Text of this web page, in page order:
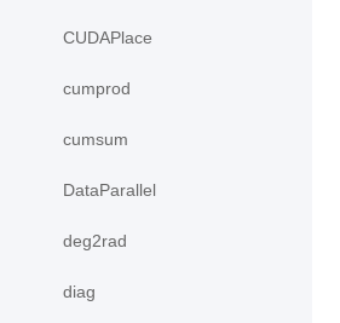
CUDAPlace
cumprod
cumsum
DataParallel
deg2rad
diag